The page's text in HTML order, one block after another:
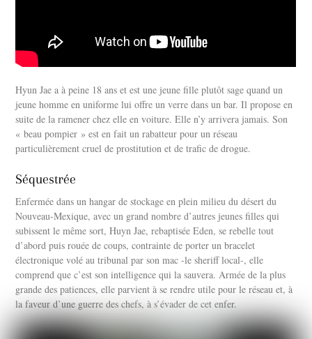
Hyun Jae a à peine 18 ans et est une jeune fille plutôt sage quand un
jeune homme en uniforme lui offre un verre dans un bar. Il propose en
suite de la ramener chez elle en voiture. Elle n’y arrivera jamais. Son
« beau pompier » est en fait un rabatteur pour un réseau
particulièrement cruel de prostitution et de trafic de drogue.
Séquestrée
Enfermée dans un hangar de stockage en plein milieu du désert du
Nouveau-Mexique, avec un grand nombre d’autres jeunes filles qui
subissent le même sort, Huyn Jae, rebaptisée Eden, se rebelle tout
d’abord puis rouée de coups, contrainte de porter un bracelet
électronique volé au tribunal par son mac -le sheriff local-, elle
comprend que c’est son intelligence qui la sauvera. Armée de la plus
grande des patiences, elle parvient à se rendre utile pour le réseau et, à
la faveur d’une guerre des chefs, à s’évader de cet enfer.